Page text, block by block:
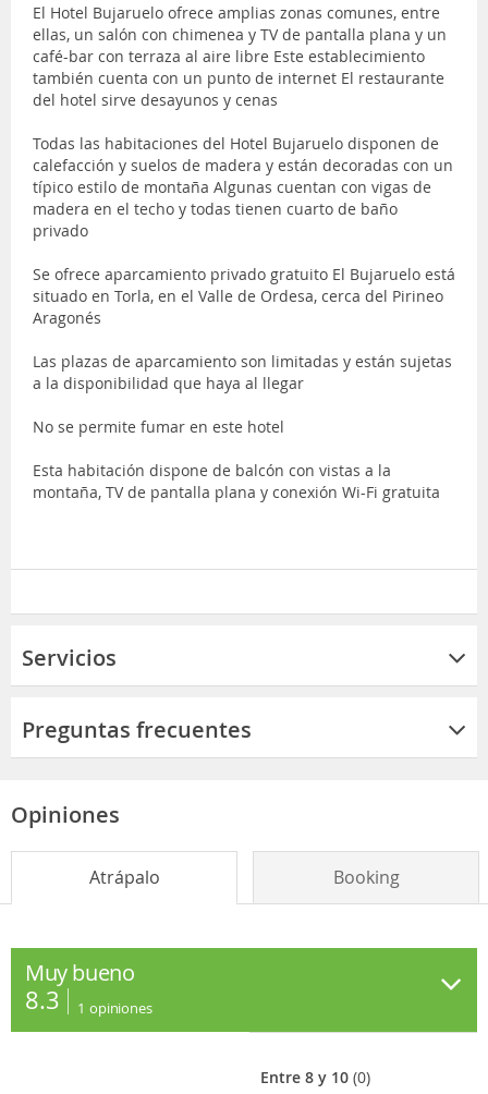
El Hotel Bujaruelo ofrece amplias zonas comunes, entre
ellas, un salón con chimenea y TV de pantalla plana y un
café-bar con terraza al aire libre Este establecimiento
también cuenta con un punto de internet El restaurante
del hotel sirve desayunos y cenas
Todas las habitaciones del Hotel Bujaruelo disponen de
calefacción y suelos de madera y están decoradas con un
típico estilo de montaña Algunas cuentan con vigas de
madera en el techo y todas tienen cuarto de baño
privado
Se ofrece aparcamiento privado gratuito El Bujaruelo está
situado en Torla, en el Valle de Ordesa, cerca del Pirineo
Aragonés
Las plazas de aparcamiento son limitadas y están sujetas
a la disponibilidad que haya al llegar
No se permite fumar en este hotel
Esta habitación dispone de balcón con vistas a la
montaña, TV de pantalla plana y conexión Wi-Fi gratuita
Servicios
Preguntas frecuentes
Opiniones
Atrápalo Booking
Muy bueno
8.3 1 opiniones
Entre 8 y 10(0)